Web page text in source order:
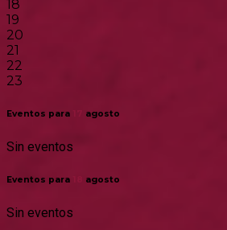
18
19
20
21
22
23
Eventos para agosto
Sin eventos
Eventos para agosto
Sin eventos